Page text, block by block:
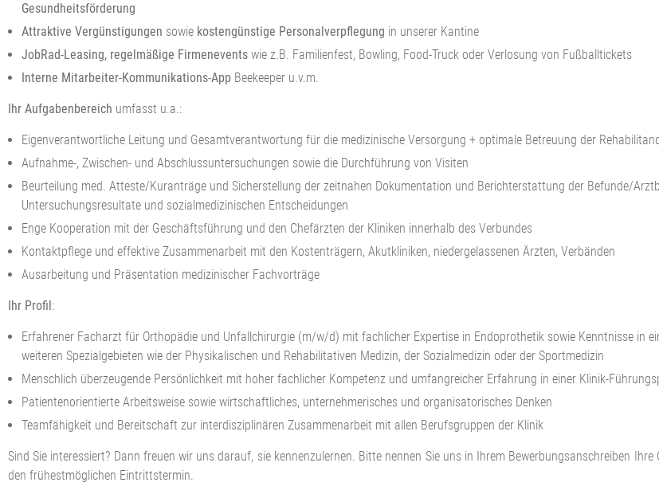
Gesundheitsförderung
Attraktive Vergünstigungen sowie kostengünstige Personalverpflegung in unserer Kantine
JobRad-Leasing, regelmäßige Firmenevents wie z.B. Familienfest, Bowling, Food-Truck oder Verlosung von Fußballtickets
Interne Mitarbeiter-Kommunikations-App Beekeeper u.v.m.
Ihr Aufgabenbereich umfasst u.a.:
Eigenverantwortliche Leitung und Gesamtverantwortung für die medizinische Versorgung + optimale Betreuung der
Aufnahme-, Zwischen- und Abschlussuntersuchungen sowie die Durchführung von Visiten
Beurteilung med. Atteste/Kuranträge und Sicherstellung der zeitnahen Dokumentation und Berichterstattung der Befunde/
Untersuchungsresultate und sozialmedizinischen Entscheidungen
Enge Kooperation mit der Geschäftsführung und den Chefärzten der Kliniken innerhalb des Verbundes
Kontaktpflege und effektive Zusammenarbeit mit den Kostenträgern, Akutkliniken, niedergelassenen Ärzten, Verbänden
Ausarbeitung und Präsentation medizinischer Fachvorträge
Ihr Profil :
Erfahrener Facharzt für Orthopädie und Unfallchirurgie (m/w/d) mit fachlicher Expertise in Endoprothetik sowie Kenntnisse in
weiteren Spezialgebieten wie der Physikalischen und Rehabilitativen Medizin, der Sozialmedizin oder der Sportmedizin
Menschlich überzeugende Persönlichkeit mit hoher fachlicher Kompetenz und umfangreicher Erfahrung in einer Klinik-
Patientenorientierte Arbeitsweise sowie wirtschaftliches, unternehmerisches und organisatorisches Denken
Teamfähigkeit und Bereitschaft zur interdisziplinären Zusammenarbeit mit allen Berufsgruppen der Klinik
Sind Sie interessiert? Dann freuen wir uns darauf, sie kennenzulernen. Bitte nennen Sie uns in Ihrem Bewerbungsanschreiben Ihre
den frühestmöglichen Eintrittstermin.